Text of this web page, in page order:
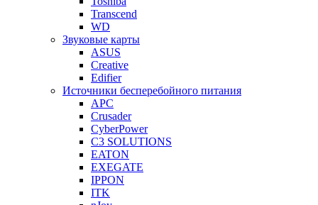
Transcend
WD
Звуковые карты
ASUS
Creative
Edifier
Источники бесперебойного питания
APC
Crusader
CyberPower
C3 SOLUTIONS
EATON
EXEGATE
IPPON
ITK